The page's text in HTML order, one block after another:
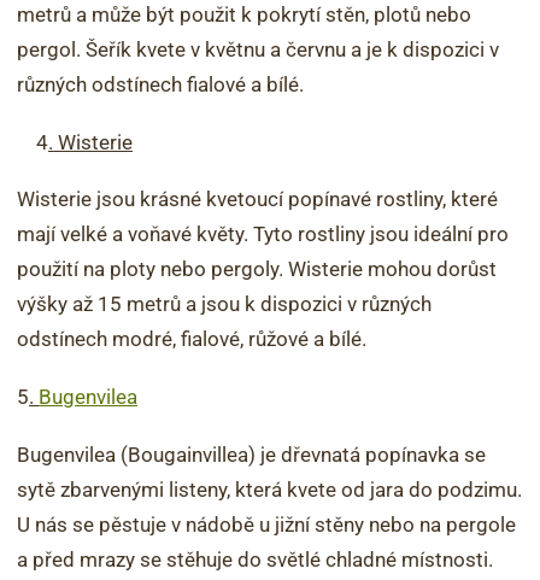
metrů a může být použit k pokrytí stěn, plotů nebo
pergol. Šeřík kvete v květnu a červnu a je k dispozici v
různých odstínech fialové a bílé.
4. Wisterie
Wisterie jsou krásné kvetoucí popínavé rostliny, které
mají velké a voňavé květy. Tyto rostliny jsou ideální pro
použití na ploty nebo pergoly. Wisterie mohou dorůst
výšky až 15 metrů a jsou k dispozici v různých
odstínech modré, fialové, růžové a bílé.
5. Bugenvilea
Bugenvilea (Bougainvillea) je dřevnatá popínavka se
sytě zbarvenými listeny, která kvete od jara do podzimu.
U nás se pěstuje v nádobě u jižní stěny nebo na pergole
a před mrazy se stěhuje do světlé chladné místnosti.